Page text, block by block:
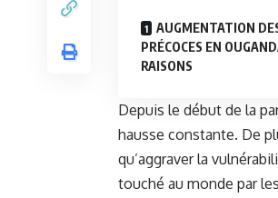
AUGMENTATION
PRÉCOCES EN
RAISONS
Depuis le début de la
hausse constante. De
qu’aggraver la
touché au monde par